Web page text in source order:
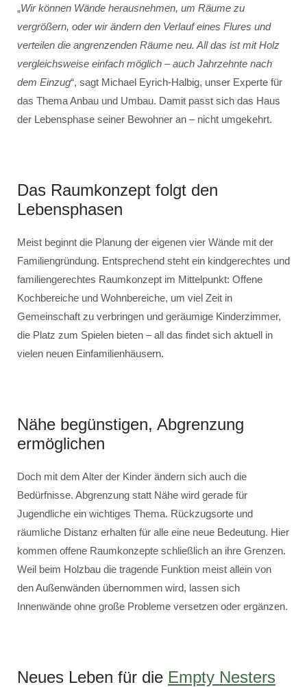
„Wir können Wände herausnehmen, um Räume zu
vergrößern, oder wir ändern den Verlauf eines Flures und
verteilen die angrenzenden Räume neu. All das ist mit Holz
vergleichsweise einfach möglich – auch Jahrzehnte nach
dem Einzug“, sagt Michael Eyrich-Halbig, unser Experte für
das Thema Anbau und Umbau. Damit passt sich das Haus
der Lebensphase seiner Bewohner an – nicht umgekehrt.
Das Raumkonzept folgt den
Lebensphasen
Meist beginnt die Planung der eigenen vier Wände mit der
Familiengründung. Entsprechend steht ein kindgerechtes und
familiengerechtes Raumkonzept im Mittelpunkt: Offene
Kochbereiche und Wohnbereiche, um viel Zeit in
Gemeinschaft zu verbringen und geräumige Kinderzimmer,
die Platz zum Spielen bieten – all das findet sich aktuell in
vielen neuen Einfamilienhäusern.
Nähe begünstigen, Abgrenzung
ermöglichen
Doch mit dem Alter der Kinder ändern sich auch die
Bedürfnisse. Abgrenzung statt Nähe wird gerade für
Jugendliche ein wichtiges Thema. Rückzugsorte und
räumliche Distanz erhalten für alle eine neue Bedeutung. Hier
kommen offene Raumkonzepte schließlich an ihre Grenzen.
Weil beim Holzbau die tragende Funktion meist allein von
den Außenwänden übernommen wird, lassen sich
Innenwände ohne große Probleme versetzen oder ergänzen.
Neues Leben für die Empty Nesters